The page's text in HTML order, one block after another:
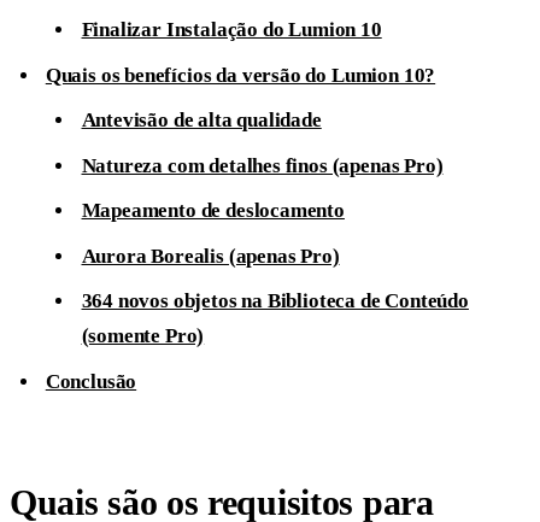
Finalizar Instalação do Lumion 10
Quais os benefícios da versão do Lumion 10?
Antevisão de alta qualidade
Natureza com detalhes finos (apenas Pro)
Mapeamento de deslocamento
Aurora Borealis (apenas Pro)
364 novos objetos na Biblioteca de Conteúdo
(somente Pro)
Conclusão
Quais são os requisitos para